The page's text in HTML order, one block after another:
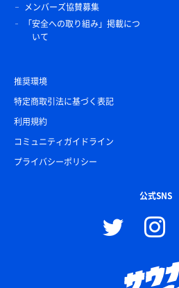
メンバーズ協賛募集
「安全への取り組み」掲載につ
いて
推奨環境
特定商取引法に基づく表記
利用規約
コミュニティガイドライン
プライバシーポリシー
公式SNS